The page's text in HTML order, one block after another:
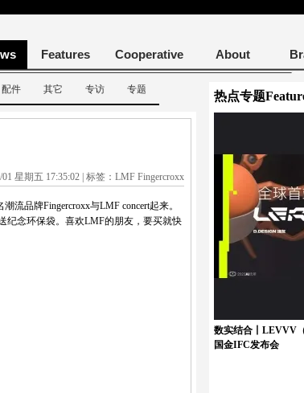
Features Cooperative About
配件 其它 专访 专题
01 星期五 17:35:02 | 标签：LMF Fingercroxx
品牌Fingercroxx与LMF concert起来。
纪念环保袋。喜欢LMF的朋友，要买就快
热点专题
数实结合丨LEVVV
国金IFC发布会